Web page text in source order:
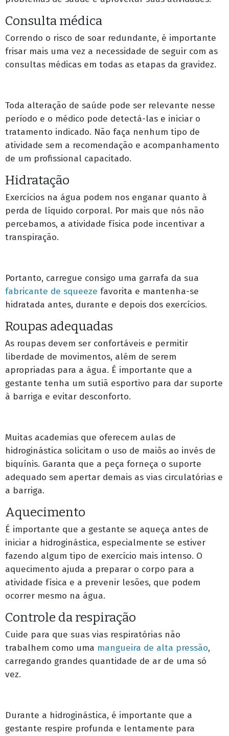
Consulta médica
Correndo o risco de soar redundante, é importante
frisar mais uma vez a necessidade de seguir com as
consultas médicas em todas as etapas da gravidez.
Toda alteração de saúde pode ser relevante nesse
período e o médico pode detectá-las e iniciar o
tratamento indicado. Não faça nenhum tipo de
atividade sem a recomendação e acompanhamento
de um profissional capacitado.
Hidratação
Exercícios na água podem nos enganar quanto à
perda de líquido corporal. Por mais que nós não
percebamos, a atividade física pode incentivar a
transpiração.
Portanto, carregue consigo uma garrafa da sua
fabricante de squeeze favorita e mantenha-se
hidratada antes, durante e depois dos exercícios.
Roupas adequadas
As roupas devem ser confortáveis e permitir
liberdade de movimentos, além de serem
apropriadas para a água. É importante que a
gestante tenha um sutiã esportivo para dar suporte
à barriga e evitar desconforto.
Muitas academias que oferecem aulas de
hidroginástica solicitam o uso de maiôs ao invés de
biquínis. Garanta que a peça forneça o suporte
adequado sem apertar demais as vias circulatórias e
a barriga.
Aquecimento
É importante que a gestante se aqueça antes de
iniciar a hidroginástica, especialmente se estiver
fazendo algum tipo de exercício mais intenso. O
aquecimento ajuda a preparar o corpo para a
atividade física e a prevenir lesões, que podem
ocorrer mesmo na água.
Controle da respiração
Cuide para que suas vias respiratórias não
trabalhem como uma mangueira de alta pressão,
carregando grandes quantidade de ar de uma só
vez.
Durante a hidroginástica, é importante que a
gestante respire profunda e lentamente para